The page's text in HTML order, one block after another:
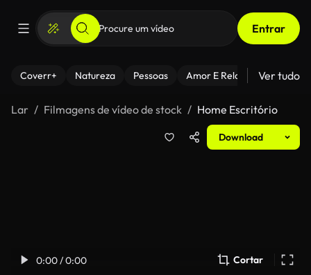
Entrar
Coverr+ Natureza Pessoas Amor E Relacionamentos
Ver tudo
Lar Filmagens de vídeo de stock Home Escritório
Download
0:00 / 0:00 Cortar